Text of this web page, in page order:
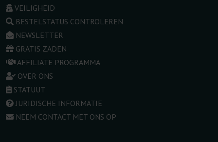
VEILIGHEID
BESTELSTATUS CONTROLEREN
NEWSLETTER
GRATIS ZADEN
AFFILIATE PROGRAMMA
OVER ONS
STATUUT
JURIDISCHE INFORMATIE
NEEM CONTACT MET ONS OP